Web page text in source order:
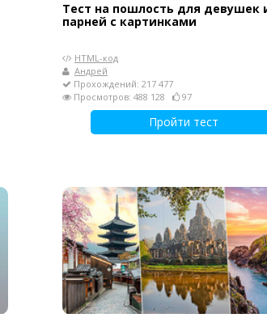
Тест на пошлость для девушек
парней с картинками
HTML-код
Андрей
Прохождений: 217 477
Просмотров: 488 128
97
Пройти тест